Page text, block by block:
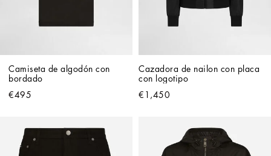
Camiseta de algodón con
bordado
€495
Cazadora de nailon con placa
con logotipo
€1,450